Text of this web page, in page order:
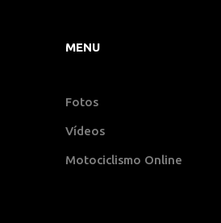
MENU
Fotos
Vídeos
Motociclismo Online